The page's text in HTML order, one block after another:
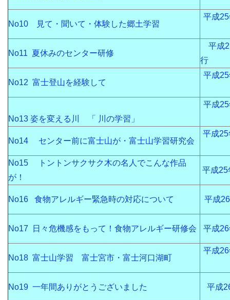
No10 見て・聞いて・体験した郷土学習
平成
No11 夏休みのセンター研修
平成
行
No12 富士登山を経験して
平成
No13 姿を変える川 「 川の学習」
平成
No14 センター前に富士山が・富士山学習研究会
平成
No15 トントンサクサク木の名人でこんな作品
が！
平成25
No16 食物アレルギー緊急時の対応について 平成
No17 日々危機感をもって！食物アレルギー研修会 平成
No18 富士山学習 富士宮市・富士河口湖町
平成
No19 一年間ありがとうございました 平成